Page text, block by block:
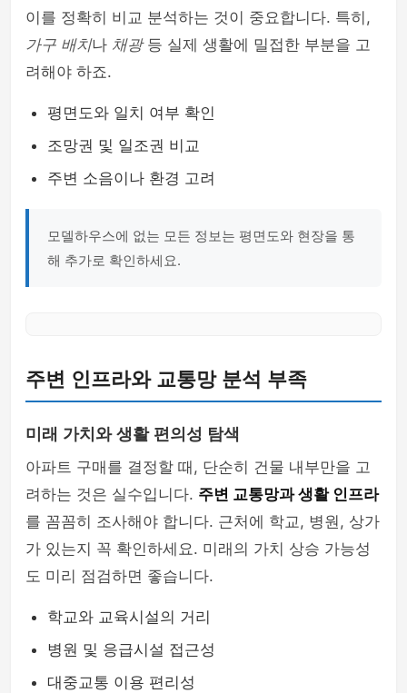
이를 정확히 비교 분석하는 것이 중요합니다. 특히,
가구 배치나 채광등 실제 생활에 밀접한 부분을 고
려해야 하죠.
평면도와 일치 여부 확인
조망권 및 일조권 비교
주변 소음이나 환경 고려
모델하우스에 없는 모든 정보는 평면도와 현장을 통
해 추가로 확인하세요.
주변 인프라와 교통망 분석 부족
미래 가치와 생활 편의성 탐색
아파트 구매를 결정할 때, 단순히 건물 내부만을 고
려하는 것은 실수입니다. 주변 교통망과 생활 인프라
를 꼼꼼히 조사해야 합니다. 근처에 학교, 병원, 상가
가 있는지 꼭 확인하세요. 미래의 가치 상승 가능성
도 미리 점검하면 좋습니다.
학교와 교육시설의 거리
병원 및 응급시설 접근성
대중교통 이용 편리성